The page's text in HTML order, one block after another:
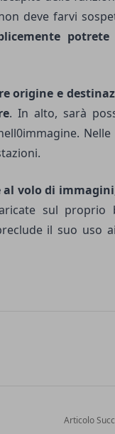
deve farvi
origine e
. In alto, sarà
al volo di
sul proprio
il suo uso
Articolo